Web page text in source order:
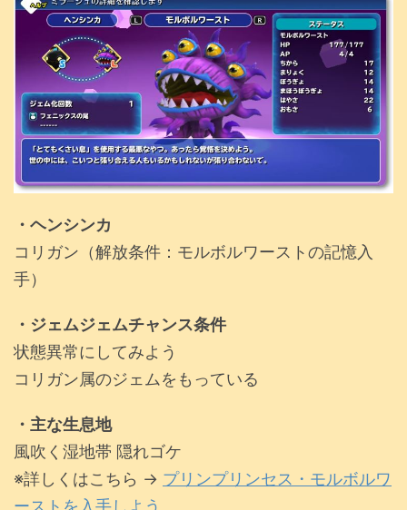
・ヘンシンカ
コリガン（解放条件：モルボルワーストの記憶入
手）
・ジェムジェムチャンス条件
状態異常にしてみよう
コリガン属のジェムをもっている
・主な生息地
風吹く湿地帯 隠れゴケ
※詳しくはこちら → プリンプリンセス・モルボルワ
ーストを入手しよう